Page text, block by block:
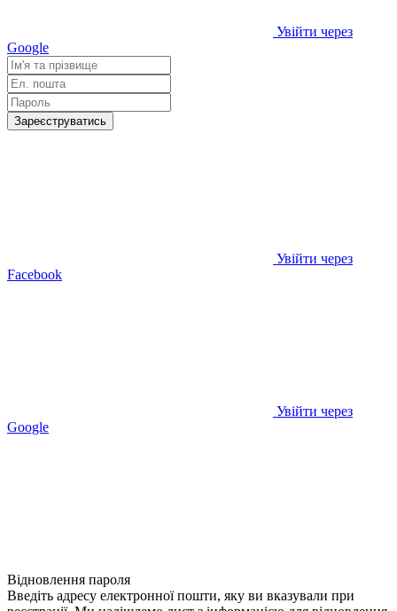
Увійти через
Google
Зареєструватись
Увійти через
Facebook
Увійти через
Google
Відновлення пароля
Введіть адресу електронної пошти, яку ви вказували при